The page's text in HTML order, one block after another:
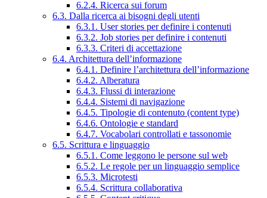
6.2.4. Ricerca sui forum
6.3. Dalla ricerca ai bisogni degli utenti
6.3.1. User stories per definire i contenuti
6.3.2. Job stories per definire i contenuti
6.3.3. Criteri di accettazione
6.4. Architettura dell’informazione
6.4.1. Definire l’architettura dell’informazione
6.4.2. Alberatura
6.4.3. Flussi di interazione
6.4.4. Sistemi di navigazione
6.4.5. Tipologie di contenuto (content type)
6.4.6. Ontologie e standard
6.4.7. Vocabolari controllati e tassonomie
6.5. Scrittura e linguaggio
6.5.1. Come leggono le persone sul web
6.5.2. Le regole per un linguaggio semplice
6.5.3. Microtesti
6.5.4. Scrittura collaborativa